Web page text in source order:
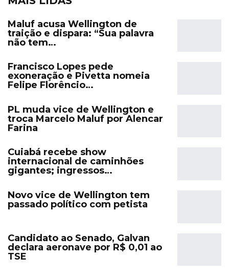
Maluf acusa Wellington de
traição e dispara: “Sua palavra
não tem…
Francisco Lopes pede
exoneração e Pivetta nomeia
Felipe Florêncio…
PL muda vice de Wellington e
troca Marcelo Maluf por Alencar
Farina
Cuiabá recebe show
internacional de caminhões
gigantes; ingressos…
Novo vice de Wellington tem
passado político com petista
Candidato ao Senado, Galvan
declara aeronave por R$ 0,01 ao
TSE